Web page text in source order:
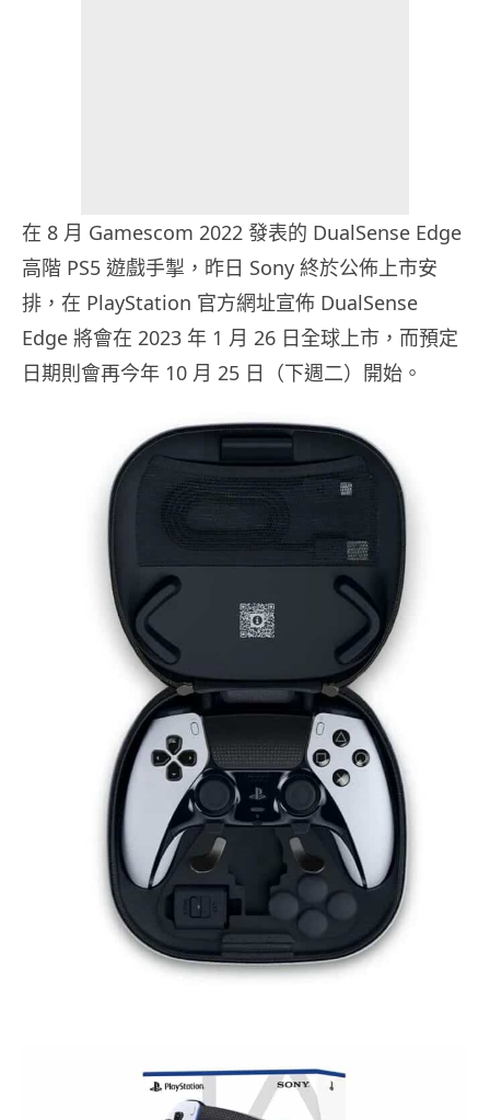
在 8 月 Gamescom 2022 發表的 DualSense Edge
高階 PS5 遊戲手掣，昨日 Sony 終於公佈上市安
排，在 PlayStation 官方網址宣佈 DualSense
Edge 將會在 2023 年 1 月 26 日全球上市，而預定
日期則會再今年 10 月 25 日（下週二）開始。